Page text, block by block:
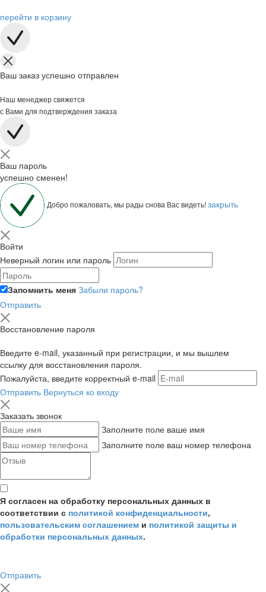
перейти в корзину
Ваш заказ успешно отправлен
Наш менеджер свяжется
с Вами для подтверждения заказа
Ваш пароль
успешно сменен!
Добро пожаловать, мы рады снова Вас видеть!закрыть
Войти
Неверный логин или пароль
Запомнить меня Забыли пароль?
Отправить
Восстановление пароля
Введите e-mail, указанный при регистрации, и мы вышлем
ссылку для восстановления пароля.
Пожалуйста, введите корректный e-mail
Отправить Вернуться ко входу
Заказать звонок
Заполните поле ваше имя
Заполните поле ваш номер телефона
Я согласен на обработку персональных данных в
соответствии с политикой конфиденциальности,
пользовательским соглашением и политикой защиты и
обработки персональных данных.
Отправить